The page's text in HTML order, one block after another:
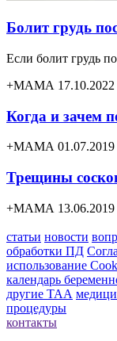
Болит грудь
Если болит грудь
+МАМА 17.10.2022
Когда и зачем
+МАМА 01.07.2019
Трещины
+МАМА 13.06.2019
статьи новости
обработки ПД
использование
календарь
другие ТАА
процедуры
контакты